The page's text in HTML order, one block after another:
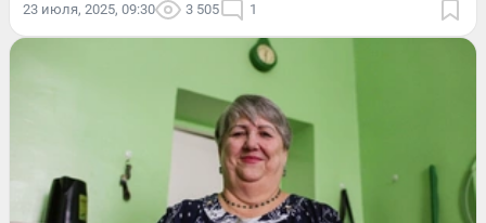
23 июля, 2025, 09:30 3 505 1